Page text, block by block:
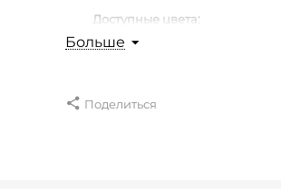
Доступные цвета:
Основные цвета без доплат
Больше
Поделиться